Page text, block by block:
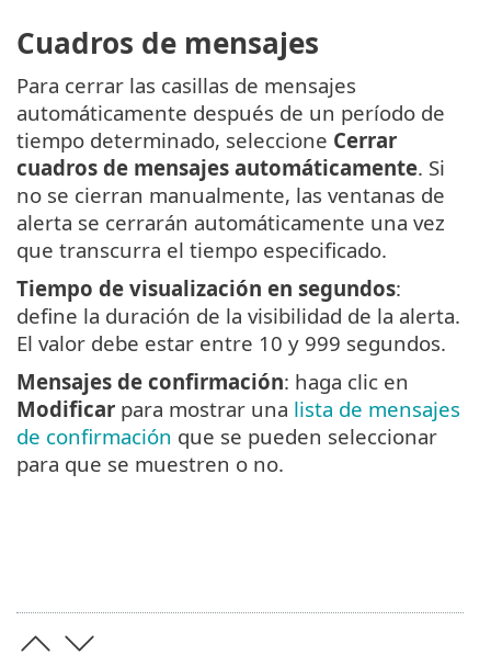
Cuadros de mensajes
Para cerrar las casillas de mensajes
automáticamente después de un período de
tiempo determinado, seleccione Cerrar
cuadros de mensajes automáticamente. Si
no se cierran manualmente, las ventanas de
alerta se cerrarán automáticamente una vez
que transcurra el tiempo especificado.
Tiempo de visualización en segundos:
define la duración de la visibilidad de la alerta.
El valor debe estar entre 10 y 999 segundos.
Mensajes de confirmación: haga clic en
Modificar para mostrar una lista de mensajes
de confirmación que se pueden seleccionar
para que se muestren o no.